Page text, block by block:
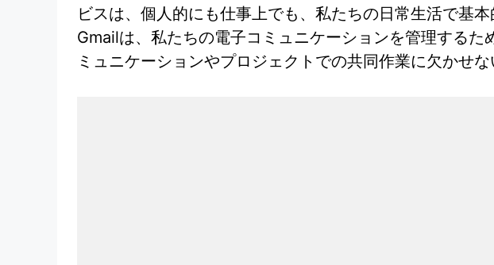
ビスは、個人的にも仕事上でも、私たちの日常生活で基
Gmailは、私たちの電子コミュニケーションを管理する
ミュニケーションやプロジェクトでの共同作業に欠かせ